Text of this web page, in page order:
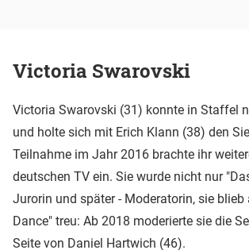
Victoria Swarovski
Victoria Swarovski (31) konnte in Staffel
und holte sich mit Erich Klann (38) den
Teilnahme im Jahr 2016 brachte ihr
deutschen TV ein. Sie wurde nicht nur
Jurorin und später - Moderatorin, sie blieb
Dance" treu: Ab 2018 moderierte sie die
Seite von Daniel Hartwich (46).